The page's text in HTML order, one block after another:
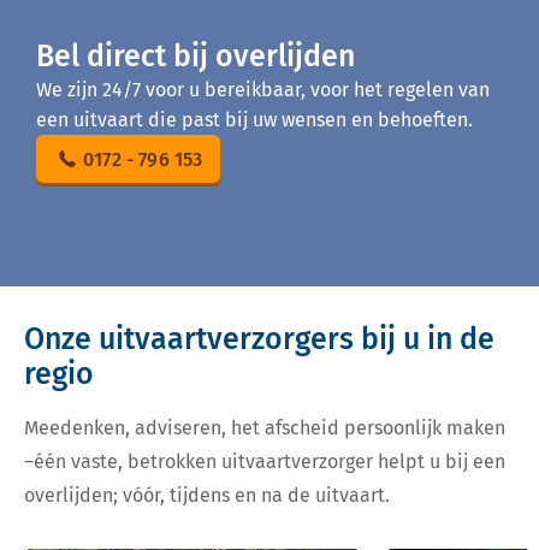
Bel direct bij overlijden
We zijn 24/7 voor u bereikbaar, voor het regelen van
een uitvaart die past bij uw wensen en behoeften.
0172 - 796 153
Onze uitvaartverzorgers bij u in de
regio
Meedenken, adviseren, het afscheid persoonlijk maken
–één vaste, betrokken uitvaartverzorger helpt u bij een
overlijden; vóór, tijdens en na de uitvaart.